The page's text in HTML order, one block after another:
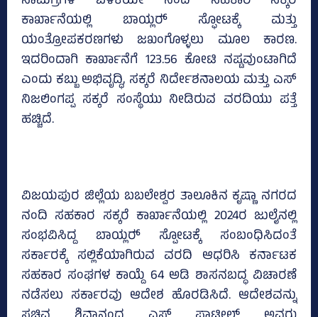
ಕಾರ್ಖಾನೆಯಲ್ಲಿ ಬಾಯ್ಲರ್‍‌ ಸ್ಫೋಟಕ್ಕೆ ಮತ್ತು
ಯಂತ್ರೋಪಕರಣಗಳು ಜಖಂಗೊಳ್ಳಲು ಮೂಲ ಕಾರಣ.
ಇದರಿಂದಾಗಿ ಕಾರ್ಖಾನೆಗೆ 123.56 ಕೋಟಿ ನಷ್ಟವುಂಟಾಗಿದೆ
ಎಂದು ಕಬ್ಬು ಅಭಿವೃದ್ಧಿ, ಸಕ್ಕರೆ ನಿರ್ದೇಶನಾಲಯ ಮತ್ತು ಎಸ್‌
ನಿಜಲಿಂಗಪ್ಪ ಸಕ್ಕರೆ ಸಂಸ್ಥೆಯು ನೀಡಿರುವ ವರದಿಯು ಪತ್ತೆ
ಹಚ್ಚಿದೆ.
ವಿಜಯಪುರ ಜಿಲ್ಲೆಯ ಬಬಲೇಶ್ವರ ತಾಲೂಕಿನ ಕೃಷ್ಣಾ ನಗರದ
ನಂದಿ ಸಹಕಾರ ಸಕ್ಕರೆ ಕಾರ್ಖಾನೆಯಲ್ಲಿ 2024ರ ಜುಲೈನಲ್ಲಿ
ಸಂಭವಿಸಿದ್ದ ಬಾಯ್ಲರ್‍‌ ಸ್ಪೋಟಕ್ಕೆ ಸಂಬಂಧಿಸಿದಂತೆ
ಸರ್ಕಾರಕ್ಕೆ ಸಲ್ಲಿಕೆಯಾಗಿರುವ ವರದಿ ಆಧರಿಸಿ ಕರ್ನಾಟಕ
ಸಹಕಾರ ಸಂಘಗಳ ಕಾಯ್ದೆ 64 ಅಡಿ ಶಾಸನಬದ್ಧ ವಿಚಾರಣೆ
ನಡೆಸಲು ಸರ್ಕಾರವು ಆದೇಶ ಹೊರಡಿಸಿದೆ. ಆದೇಶವನ್ನು